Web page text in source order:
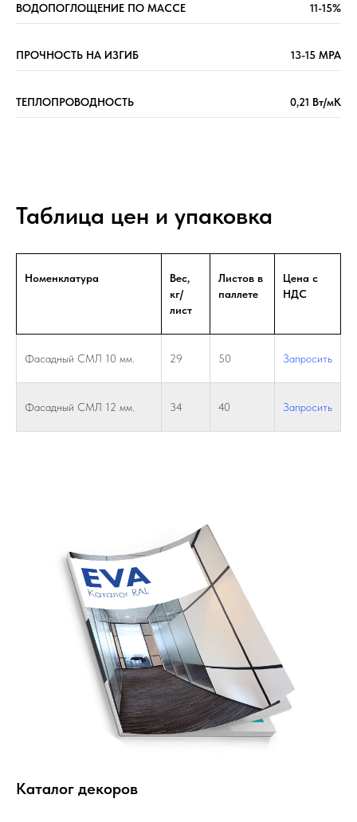
ВОДОПОГЛОЩЕНИЕ ПО МАССЕ 11-15%
ПРОЧНОСТЬ НА ИЗГИБ 13-15 МРА
ТЕПЛОПРОВОДНОСТЬ 0,21 Вт/мК
Таблица цен и упаковка
Номенклатура
Вес,
кг/
лист
Листов в
паллете
Цена с
НДС
Фасадный СМЛ 10 мм. 29 50 Запросить
Фасадный СМЛ 12 мм. 34 40 Запросить
Каталог декоров